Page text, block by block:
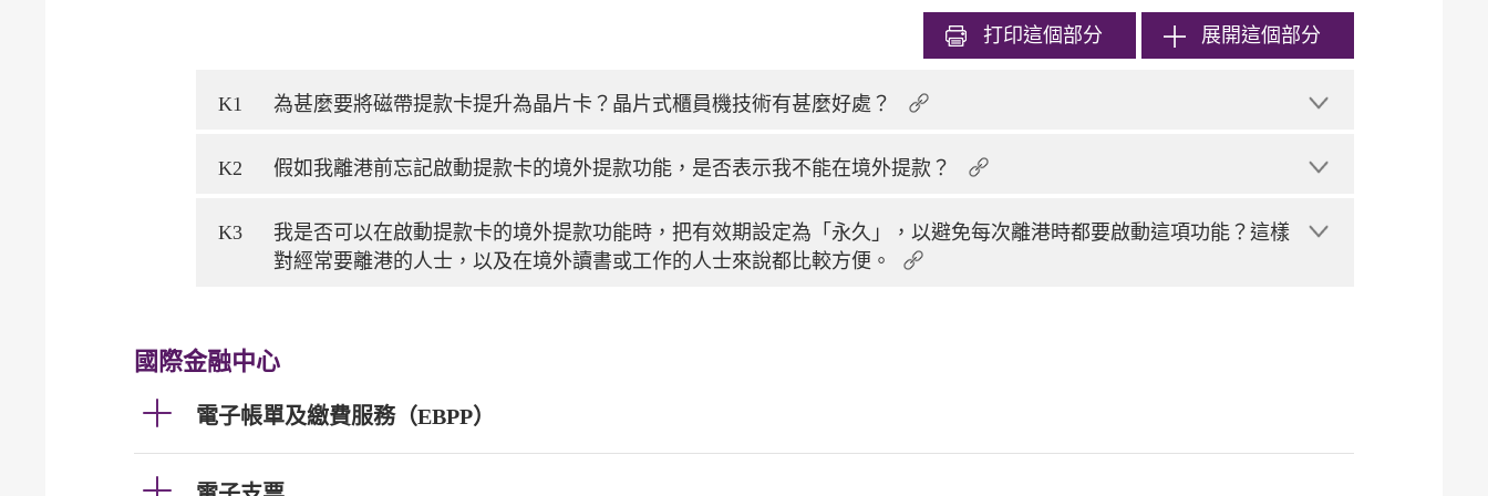
打印這個部分 展開這個部分
K1 為甚麼要將磁帶提款卡提升為晶片卡？晶片式櫃員機技術有甚麼好處？
K2 假如我離港前忘記啟動提款卡的境外提款功能，是否表示我不能在境外提款？
K3
我是否可以在啟動提款卡的境外提款功能時，把有效期設定為「永久」，以避免每次離港時都要啟動這項功能？這樣
對經常要離港的人士，以及在境外讀書或工作的人士來說都比較方便。
國際金融中心
電子帳單及繳費服務（EBPP）